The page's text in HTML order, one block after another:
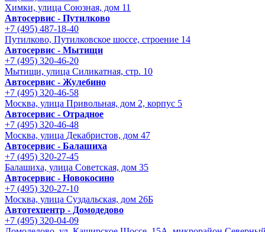
Химки, улица Союзная, дом 11
Автосервис - Путилково
+7 (495) 487-18-40
Путилково, Путилковское шоссе, строение 14
Автосервис - Мытищи
+7 (495) 320-46-20
Мытищи, улица Силикатная, стр. 10
Автосервис - Жулебино
+7 (495) 320-46-58
Москва, улица Привольная, дом 2, корпус 5
Автосервис - Отрадное
+7 (495) 320-46-48
Москва, улица Декабристов, дом 47
Автосервис - Балашиха
+7 (495) 320-27-45
Балашиха, улица Советская, дом 35
Автосервис - Новокосино
+7 (495) 320-27-10
Москва, улица Суздальская, дом 26Б
Автотехцентр - Домодедово
+7 (495) 320-04-09